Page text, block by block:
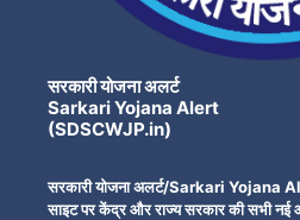
सरकारी योजना अलर्ट
Sarkari Yojana Alert
(SDSCWJP.in)
सरकारी योजना अलर्ट/Sarkari Yojana
साइट पर केंद्र और राज्य सरकार की सभी नई